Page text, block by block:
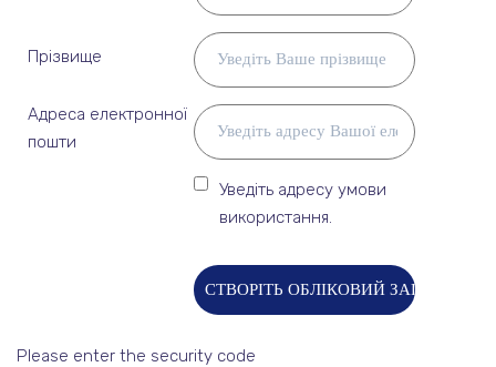
Прізвище
Адреса електронної
пошти
Уведіть адресу умови
використання.
Please enter the security code